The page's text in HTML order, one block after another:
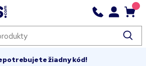
žiadny kód!